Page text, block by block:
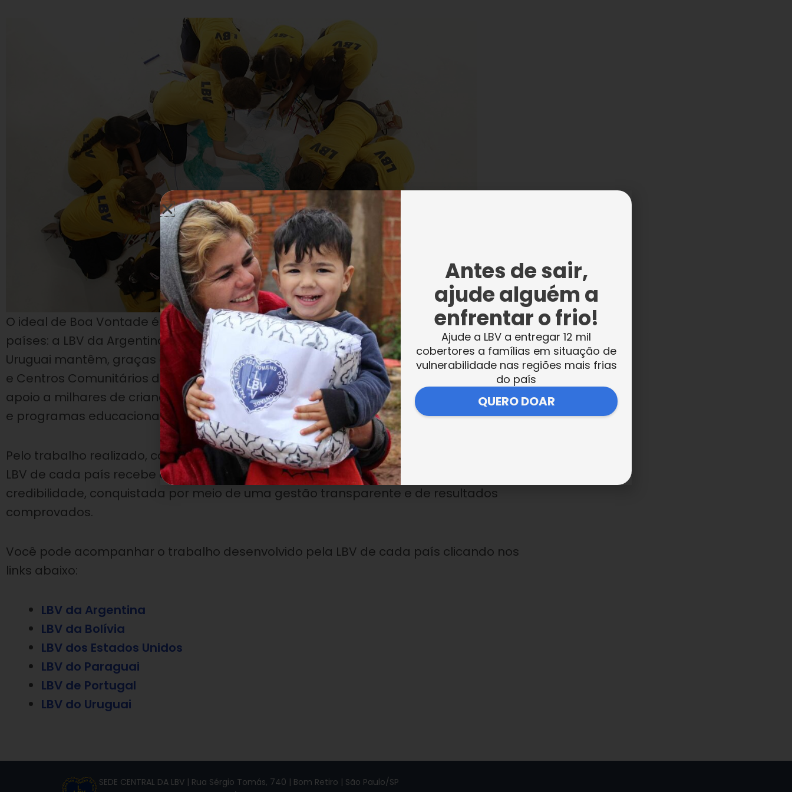
O ideal de Boa Vontade é além-fronteiras e inspira essa atuação solidária em outros
países: a LBV da Argentina, da Bolívia, dos Estados Unidos, do Paraguai, de Portugal e do
Uruguai mantêm, graças às doações da população local e a diversas parcerias, escolas
e Centros Comunitários de Assistência Social. Essas unidades formam uma rede de
apoio a milhares de crianças, adolescentes, jovens, adultos e idosos, por meio de ações
e programas educacionais e socioassistenciais.
Pelo trabalho realizado, com o diferencial da Educação com Espiritualidade Ecumênica, a
LBV de cada país recebe o reconhecimento do povo. Isso é possível graças à
credibilidade, conquistada por meio de uma gestão transparente e de resultados
comprovados.
Você pode acompanhar o trabalho desenvolvido pela LBV de cada país clicando nos
links abaixo:
LBV da Argentina
LBV da Bolívia
LBV dos Estados Unidos
LBV do Paraguai
LBV de Portugal
LBV do Uruguai
SEDE CENTRAL DA LBV | Rua Sérgio Tomás, 740 | Bom Retiro | São Paulo/SP
Antes de sair,
ajude alguém a
enfrentar o frio!
Ajude a LBV a entregar 12 mil
cobertores a famílias em situação de
vulnerabilidade nas regiões mais frias
do país
QUERO DOAR